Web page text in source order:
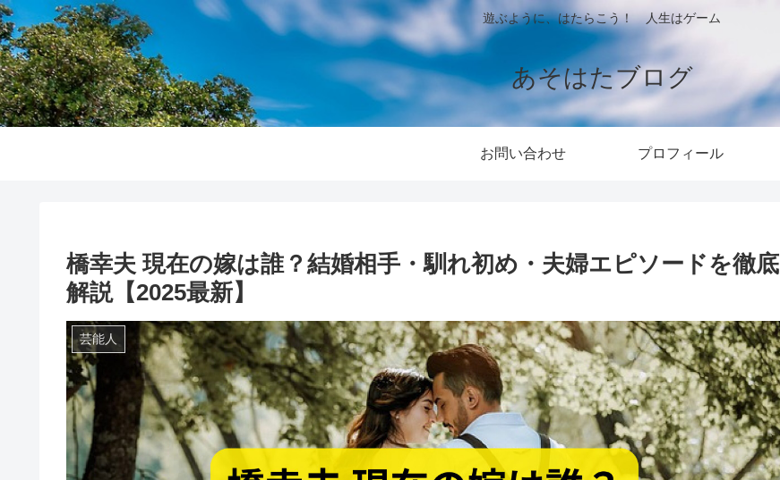
遊ぶように、はたらこう！ 人生はゲーム
あそはたブログ
お問い合わせ プロフィール
橋幸夫 現在の嫁は誰？結婚相手・馴れ初め・夫婦エピソードを徹底
解説【2025最新】
芸能人